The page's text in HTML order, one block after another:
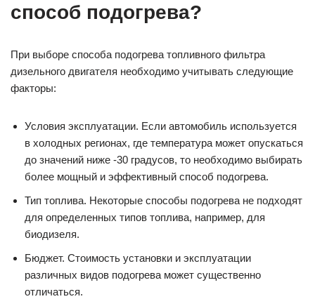
способ подогрева?
При выборе способа подогрева топливного фильтра
дизельного двигателя необходимо учитывать следующие
факторы:
Условия эксплуатации. Если автомобиль используется
в холодных регионах, где температура может опускаться
до значений ниже -30 градусов, то необходимо выбирать
более мощный и эффективный способ подогрева.
Тип топлива. Некоторые способы подогрева не подходят
для определенных типов топлива, например, для
биодизеля.
Бюджет. Стоимость установки и эксплуатации
различных видов подогрева может существенно
отличаться.